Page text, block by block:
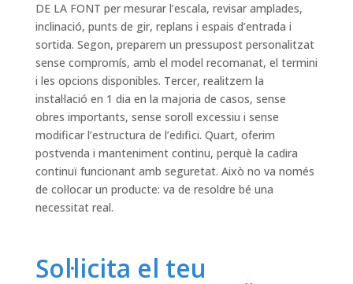
DE LA FONT per mesurar l’escala, revisar amplades,
inclinació, punts de gir, replans i espais d’entrada i
sortida. Segon, preparem un pressupost personalitzat
sense compromís, amb el model recomanat, el termini
i les opcions disponibles. Tercer, realitzem la
instal·lació en 1 dia en la majoria de casos, sense
obres importants, sense soroll excessiu i sense
modificar l’estructura de l’edifici. Quart, oferim
postvenda i manteniment continu, perquè la cadira
continuï funcionant amb seguretat. Això no va només
de col·locar un producte: va de resoldre bé una
necessitat real.
Sol·licita el teu